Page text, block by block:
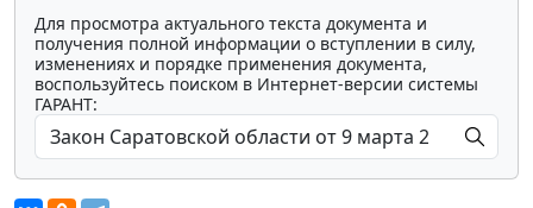
Для просмотра актуального текста документа и
получения полной информации о вступлении в силу,
изменениях и порядке применения документа,
воспользуйтесь поиском в Интернет-версии системы
ГАРАНТ: